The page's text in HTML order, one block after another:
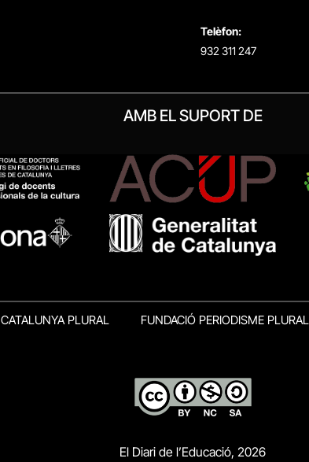
Telèfon:
932 311 247
AMB EL SUPORT DE
CATALUNYA PLURAL FUNDACIÓ PERIODISME PLURAL
El Diari de l’Educació, 2026